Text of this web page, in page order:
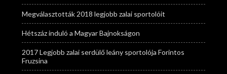
Megválasztották 2018 legjobb zalai sportolóit
Hétszáz induló a Magyar Bajnokságon
2017 Legjobb zalai serdülő leány sportolója Forintos
Fruzsina